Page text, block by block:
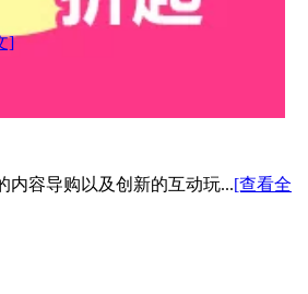
]
内容导购以及创新的互动玩...[查看全